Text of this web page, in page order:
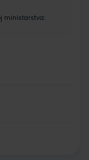
ministarstva: